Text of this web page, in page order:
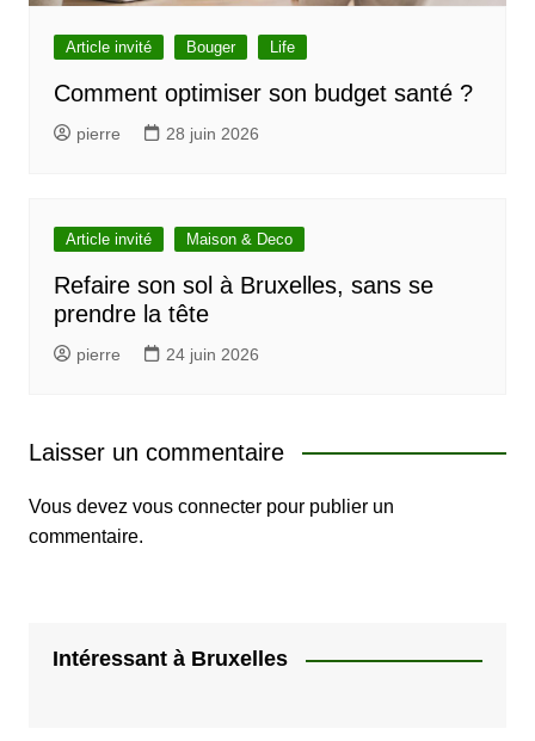
Article invité Bouger Life
Comment optimiser son budget santé ?
pierre 28 juin 2026
Article invité Maison & Deco
Refaire son sol à Bruxelles, sans se
prendre la tête
pierre 24 juin 2026
Laisser un commentaire
Vous devez vous connecterpour publier un
commentaire.
Intéressant à Bruxelles